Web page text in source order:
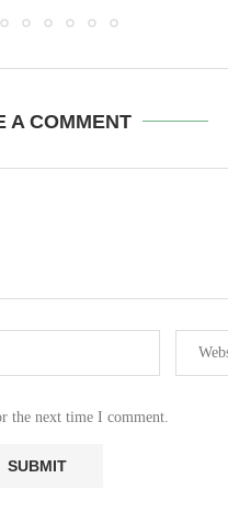
A COMMENT
the next time I comment.